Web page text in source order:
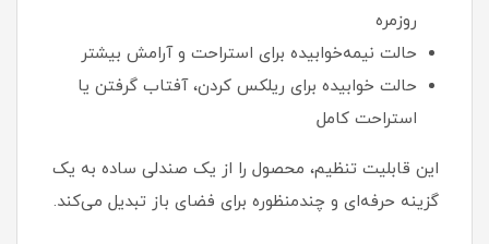
روزمره
حالت نیمه‌خوابیده برای استراحت و آرامش بیشتر
حالت خوابیده برای ریلکس کردن، آفتاب گرفتن یا
استراحت کامل
این قابلیت تنظیم، محصول را از یک صندلی ساده به یک
گزینه حرفه‌ای و چندمنظوره برای فضای باز تبدیل می‌کند.